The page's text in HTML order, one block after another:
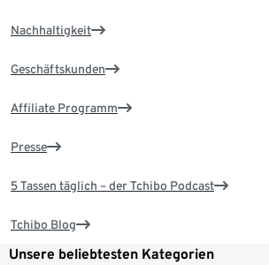
Nachhaltigkeit
Geschäftskunden
Affiliate Programm
Presse
5 Tassen täglich – der Tchibo Podcast
Tchibo Blog
Unsere beliebtesten Kategorien